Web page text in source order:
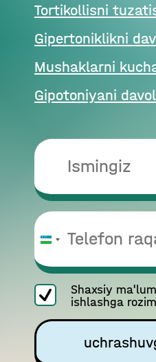
Tortikollisni
Gipertoniklikni
Mushaklarni
Gipotoniyani
O‘zbekiston
Shaxsiy
ishlashga